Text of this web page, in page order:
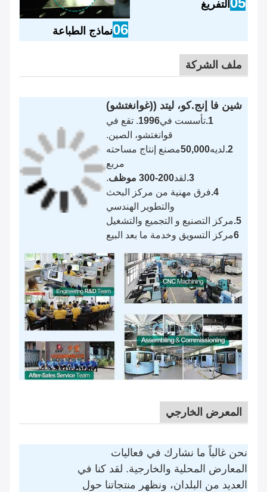
التفريغ
06نماذج الطباعة
ملف الشركة
شين فا إنج.كو، ليتد ((غوانغتشو)
1. تأسست في1996. تقع في
قوانغتشو، الصين.
2. لديه50,000مصنع إنتاج مساحته
مربع
3. لقد200-300 موظف
.
4. فرق مهنية من مركز البحث
والتطوير الهندسي
5. مركز التصنيع و التجميع والتشغيل
6مركز التسويق وخدمة ما بعد البيع
المعرض الخارجي
نحن غالباً ما نشارك في فعاليات
المعارض المحلية والخارجية. لقد كنا في
العديد من البلدان، ونظهر منتجاتنا حول